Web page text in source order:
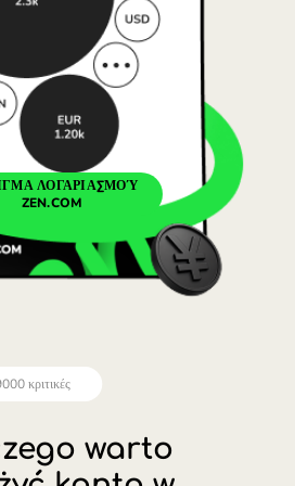
ΛΟΓΑΡΙΑΣΜΟΎ
ZEN.COM
warto